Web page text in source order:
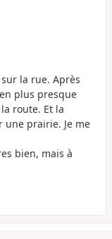
la rue. Après
plus presque
route. Et la
prairie. Je me
bien, mais à